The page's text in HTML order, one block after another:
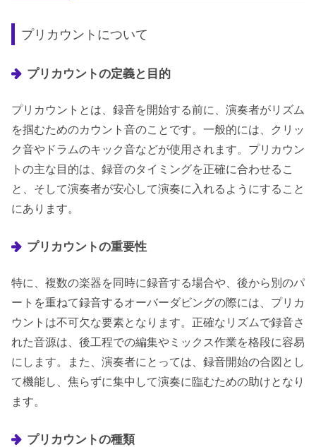
プリカウントについて
プリカウントの定義と目的
プリカウントとは、録音を開始する前に、演奏者がリズム
を掴むためのカウント音のことです。一般的には、クリッ
ク音やドラムのキック音などが使用されます。プリカウン
トの主な目的は、録音のタイミングを正確に合わせるこ
と、そして演奏者が安心して演奏に入れるようにすること
にあります。
プリカウントの重要性
特に、複数の楽器を同時に録音する場合や、後から別のパ
ートを重ねて録音するオーバーダビングの際には、プリカ
ウントは不可欠な要素となります。正確なリズムで録音さ
れた音源は、後工程での編集やミックス作業を格段に容易
にします。また、演奏者にとっては、録音開始の合図とし
て機能し、焦らずに集中して演奏に臨むための助けとなり
ます。
プリカウントの種類